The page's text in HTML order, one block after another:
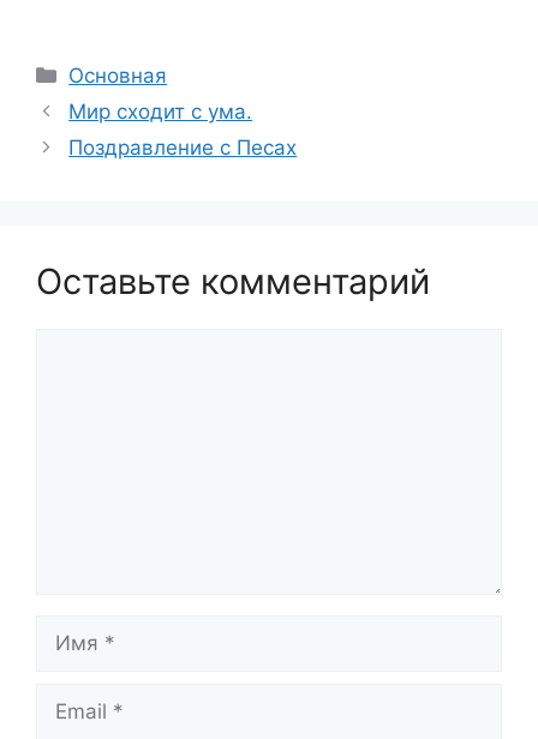
Рубрики
Основная
Мир сходит с ума.
Поздравление с Песах
Оставьте комментарий